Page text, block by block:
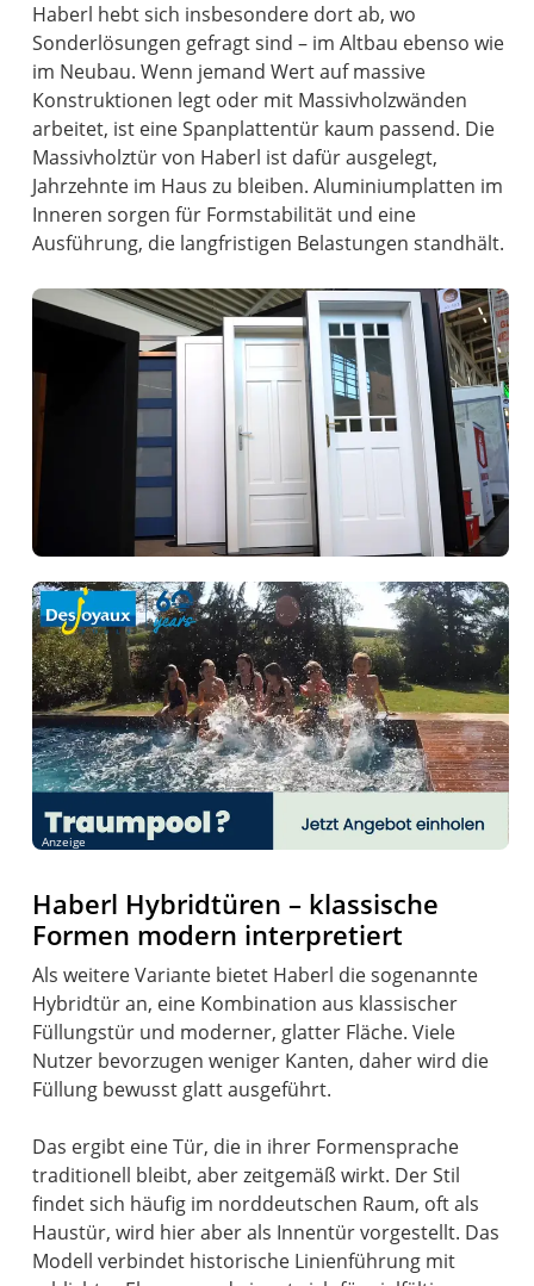
Haberl hebt sich insbesondere dort ab, wo
Sonderlösungen gefragt sind – im Altbau ebenso wie
im Neubau. Wenn jemand Wert auf massive
Konstruktionen legt oder mit Massivholzwänden
arbeitet, ist eine Spanplattentür kaum passend. Die
Massivholztür von Haberl ist dafür ausgelegt,
Jahrzehnte im Haus zu bleiben. Aluminiumplatten im
Inneren sorgen für Formstabilität und eine
Ausführung, die langfristigen Belastungen standhält.
Anzeige
Haberl Hybridtüren – klassische
Formen modern interpretiert
Als weitere Variante bietet Haberl die sogenannte
Hybridtür an, eine Kombination aus klassischer
Füllungstür und moderner, glatter Fläche. Viele
Nutzer bevorzugen weniger Kanten, daher wird die
Füllung bewusst glatt ausgeführt.
Das ergibt eine Tür, die in ihrer Formensprache
traditionell bleibt, aber zeitgemäß wirkt. Der Stil
findet sich häufig im norddeutschen Raum, oft als
Haustür, wird hier aber als Innentür vorgestellt. Das
Modell verbindet historische Linienführung mit